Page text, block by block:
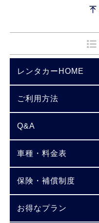
レンタカーHOME
ご利用方法
Q&A
車種・料金表
保険・補償制度
お得なプラン